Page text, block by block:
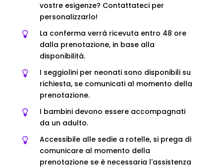
vostre esigenze? Contattateci per
personalizzarlo!
La conferma verrà ricevuta entro 48 ore
dalla prenotazione, in base alla
disponibilità.
I seggiolini per neonati sono disponibili su
richiesta, se comunicati al momento della
prenotazione.
I bambini devono essere accompagnati
da un adulto.
Accessibile alle sedie a rotelle, si prega di
comunicare al momento della
prenotazione se è necessaria l'assistenza